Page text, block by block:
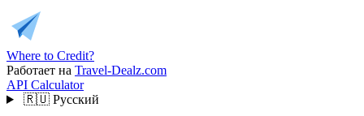
Where to Credit?
Работает на Travel-Dealz.com
API Calculator
🇷🇺 Русский